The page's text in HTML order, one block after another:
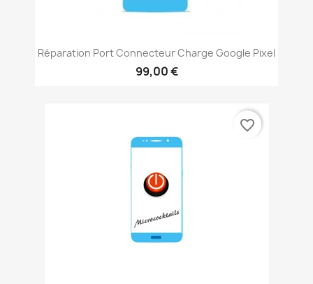
Réparation Port Connecteur Charge Google Pixel
99,00 €
favorite_border